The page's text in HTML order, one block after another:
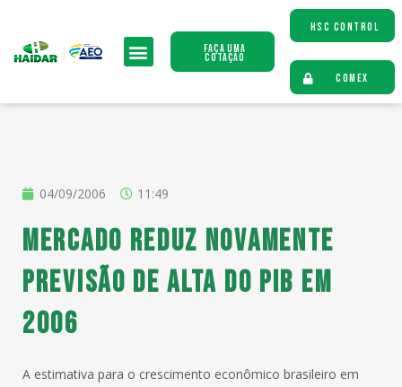
Faça uma
Cotação
HSC CONTROL
COMEX
04/09/2006 11:49
Mercado reduz novamente
previsão de alta do PIB em
2006
A estimativa para o crescimento econômico brasileiro em